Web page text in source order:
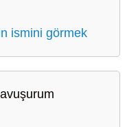
ismini görmek